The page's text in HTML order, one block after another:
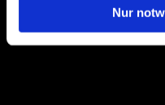
Nur
Accept